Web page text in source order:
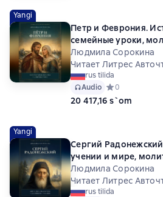
Yangi
Петр и Феврония.
семейные уроки,
объяснение
Людмила Сорокина
Читает Литрес
rus tilida
Audio Средний
0
20 417,16 s`om
Yangi
Сергий
учении и мире,
объяснение
Людмила Сорокина
Читает Литрес
rus tilida